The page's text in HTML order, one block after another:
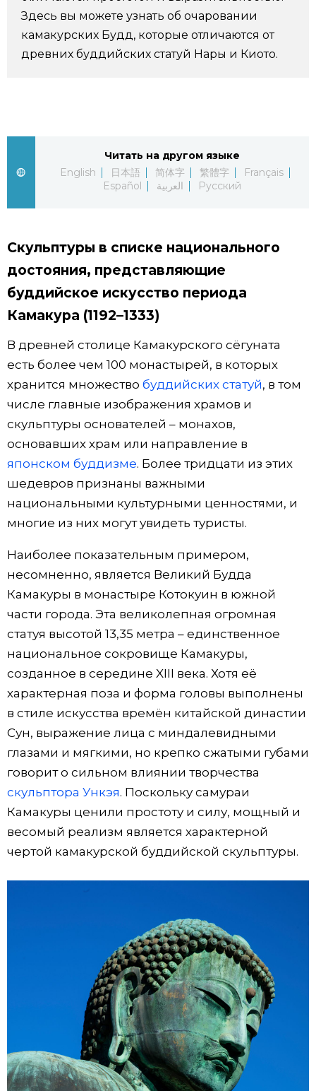
Политика
Экономика
Жизнь
Технологии
Токио
От редакции
Японский калейдоскоп
Семья
Здесь вы можете узнать об очаровании
камакурских Будд, которые отличаются от
древних буддийских статуй Нары и Киото.
Читать на другом языке
English
日本語 简体字 繁體字
Français
Español
العربية Русский
Скульптуры в списке национального
достояния, представляющие
буддийское искусство периода
Камакура (1192–1333)
В древней столице Камакурского сёгуната
есть более чем 100 монастырей, в которых
хранится множество буддийских статуй, в том
числе главные изображения храмов и
скульптуры основателей – монахов,
основавших храм или направление в
японском буддизме. Более тридцати из этих
шедевров признаны важными
национальными культурными ценностями, и
многие из них могут увидеть туристы.
Наиболее показательным примером,
несомненно, является Великий Будда
Камакуры в монастыре Котокуин в южной
части города. Эта великолепная огромная
статуя высотой 13,35 метра – единственное
национальное сокровище Камакуры,
созданное в середине XIII века. Хотя её
характерная поза и форма головы выполнены
в стиле искусства времён китайской династии
Сун, выражение лица с миндалевидными
глазами и мягкими, но крепко сжатыми губами
говорит о сильном влиянии творчества
скульптора Ункэя. Поскольку самураи
Камакуры ценили простоту и силу, мощный и
весомый реализм является характерной
чертой камакурской буддийской скульптуры.